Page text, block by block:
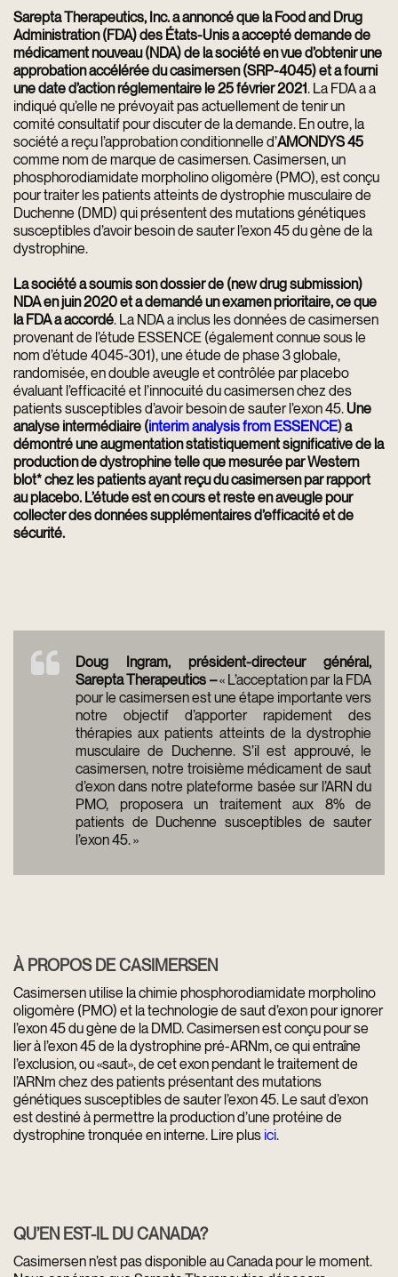
Sarepta Therapeutics, Inc. a annoncé que la Food and Drug
Administration (FDA) des États-Unis a accepté demande de
médicament nouveau (NDA) de la société en vue d’obtenir une
approbation accélérée du casimersen (SRP-4045) et a fourni
une date d’action réglementaire le 25 février 2021. La FDA a a
indiqué qu’elle ne prévoyait pas actuellement de tenir un
comité consultatif pour discuter de la demande. En outre, la
société a reçu l’approbation conditionnelle d’AMONDYS 45
comme nom de marque de casimersen. Casimersen, un
phosphorodiamidate morpholino oligomère (PMO), est conçu
pour traiter les patients atteints de dystrophie musculaire de
Duchenne (DMD) qui présentent des mutations génétiques
susceptibles d’avoir besoin de sauter l’exon 45 du gène de la
dystrophine.
La société a soumis son dossier de (new drug submission)
NDA en juin 2020 et a demandé un examen prioritaire, ce que
la FDA a accordé. La NDA a inclus les données de casimersen
provenant de l’étude ESSENCE (également connue sous le
nom d’étude 4045-301), une étude de phase 3 globale,
randomisée, en double aveugle et contrôlée par placebo
évaluant l’efficacité et l’innocuité du casimersen chez des
patients susceptibles d’avoir besoin de sauter l’exon 45.Une
analyse intermédiaire (interim analysis from ESSENCE)a
démontré une augmentation statistiquement significative de la
production de dystrophine telle que mesurée par Western
blot* chez les patients ayant reçu du casimersen par rapport
au placebo. L’étude est en cours et reste en aveugle pour
collecter des données supplémentaires d’efficacité et de
sécurité.
Doug Ingram, président-directeur général,
Sarepta Therapeutics –« L’acceptation par la FDA
pour le casimersen est une étape importante vers
notre objectif d’apporter rapidement des
thérapies aux patients atteints de la dystrophie
musculaire de Duchenne. S’il est approuvé, le
casimersen, notre troisième médicament de saut
d’exon dans notre plateforme basée sur l’ARN du
PMO, proposera un traitement aux 8% de
patients de Duchenne susceptibles de sauter
l’exon 45. »
À PROPOS DE CASIMERSEN
Casimersen utilise la chimie phosphorodiamidate morpholino
oligomère (PMO) et la technologie de saut d’exon pour ignorer
l’exon 45 du gène de la DMD. Casimersen est conçu pour se
lier à l’exon 45 de la dystrophine pré-ARNm, ce qui entraîne
l’exclusion, ou «saut», de cet exon pendant le traitement de
l’ARNm chez des patients présentant des mutations
génétiques susceptibles de sauter l’exon 45. Le saut d’exon
est destiné à permettre la production d’une protéine de
dystrophine tronquée en interne. Lire plus ici.
QU’EN EST-IL DU CANADA?
Casimersen n’est pas disponible au Canada pour le moment.